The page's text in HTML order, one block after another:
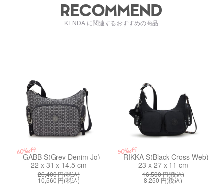
RECOMMEND
KENDA に関連するおすすめの商品
60%off
GABB S(Grey Denim Jq)
22 x 31 x 14.5 cm
26,400円(税込)
10,560 円(税込)
50%off
RIKKA S(Black Cross Web)
23 x 27 x 11 cm
16,500円(税込)
8,250 円(税込)